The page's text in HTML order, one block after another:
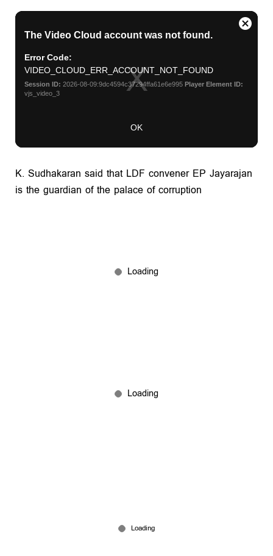
K. Sudhakaran said that LDF convener EP Jayarajan
is the guardian of the palace of corruption